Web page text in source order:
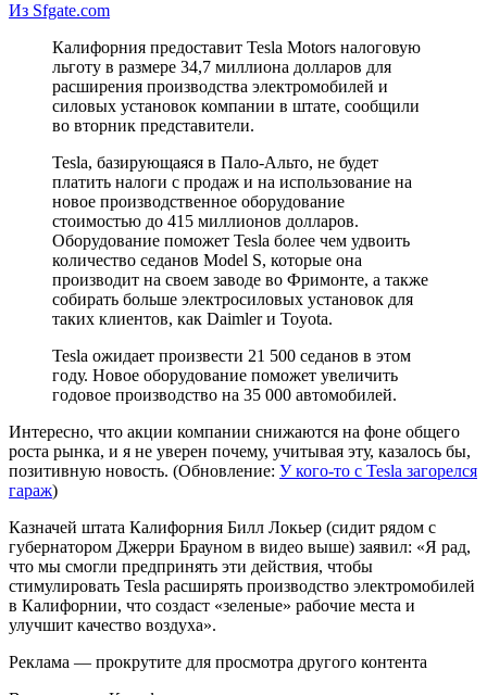
Из Sfgate.com
Калифорния предоставит Tesla Motors налоговую
льготу в размере 34,7 миллиона долларов для
расширения производства электромобилей и
силовых установок компании в штате, сообщили
во вторник представители.
Tesla, базирующаяся в Пало-Альто, не будет
платить налоги с продаж и на использование на
новое производственное оборудование
стоимостью до 415 миллионов долларов.
Оборудование поможет Tesla более чем удвоить
количество седанов Model S, которые она
производит на своем заводе во Фримонте, а также
собирать больше электросиловых установок для
таких клиентов, как Daimler и Toyota.
Tesla ожидает произвести 21 500 седанов в этом
году. Новое оборудование поможет увеличить
годовое производство на 35 000 автомобилей.
Интересно, что акции компании снижаются на фоне общего
роста рынка, и я не уверен почему, учитывая эту, казалось бы,
позитивную новость. (Обновление: У кого-то с Tesla загорелся
гараж)
Казначей штата Калифорния Билл Локьер (сидит рядом с
губернатором Джерри Брауном в видео выше) заявил: «Я рад,
что мы смогли предпринять эти действия, чтобы
стимулировать Tesla расширять производство электромобилей
в Калифорнии, что создаст «зеленые» рабочие места и
улучшит качество воздуха».
Реклама — прокрутите для просмотра другого контента